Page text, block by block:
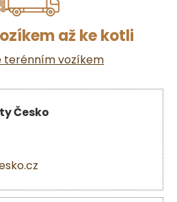
až ke kotli
terénním vozíkem
Česko